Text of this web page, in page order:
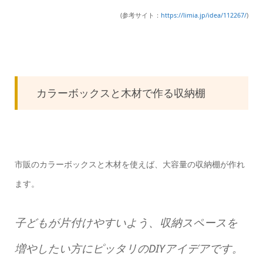
(参考サイト： https://limia.jp/idea/112267/)
カラーボックスと木材で作る収納棚
市販のカラーボックスと木材を使えば、大容量の収納棚が作れ
ます。
子どもが片付けやすいよう、収納スペースを
増やしたい方にピッタリのDIYアイデアです。